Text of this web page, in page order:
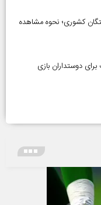
بازنشستگان کشوری؛ نحوه مشاهده